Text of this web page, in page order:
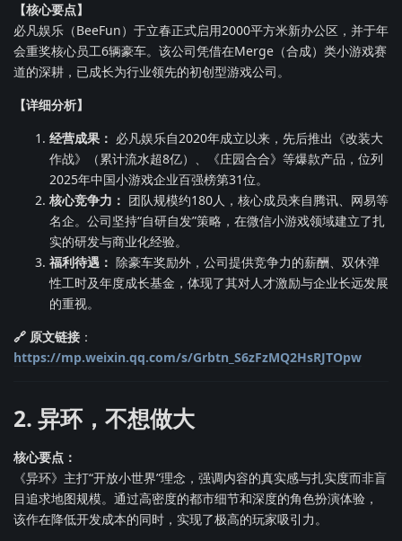
【核心要点】
必凡娱乐（BeeFun）于立春正式启用2000平方米新办公区，并于年
会重奖核心员工6辆豪车。该公司凭借在Merge（合成）类小游戏赛
道的深耕，已成长为行业领先的初创型游戏公司。
【详细分析】
经营成果： 必凡娱乐自2020年成立以来，先后推出《改装大
作战》（累计流水超8亿）、《庄园合合》等爆款产品，位列
2025年中国小游戏企业百强榜第31位。
核心竞争力： 团队规模约180人，核心成员来自腾讯、网易等
名企。公司坚持“自研自发”策略，在微信小游戏领域建立了扎
实的研发与商业化经验。
福利待遇： 除豪车奖励外，公司提供竞争力的薪酬、双休弹
性工时及年度成长基金，体现了其对人才激励与企业长远发展
的重视。
🔗 原文链接 ：
https://mp.weixin.qq.com/s/Grbtn_S6zFzMQ2HsRJTOpw
2. 异环，不想做大
核心要点：
《异环》主打“开放小世界”理念，强调内容的真实感与扎实度而非盲
目追求地图规模。通过高密度的都市细节和深度的角色扮演体验，
该作在降低开发成本的同时，实现了极高的玩家吸引力。